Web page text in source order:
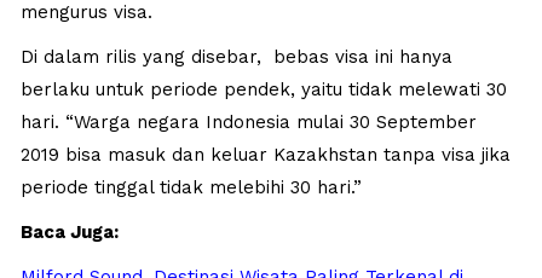
mengurus visa.
Di dalam rilis yang disebar, bebas visa ini hanya
berlaku untuk periode pendek, yaitu tidak melewati 30
hari. “Warga negara Indonesia mulai 30 September
2019 bisa masuk dan keluar Kazakhstan tanpa visa jika
periode tinggal tidak melebihi 30 hari.”
Baca Juga: